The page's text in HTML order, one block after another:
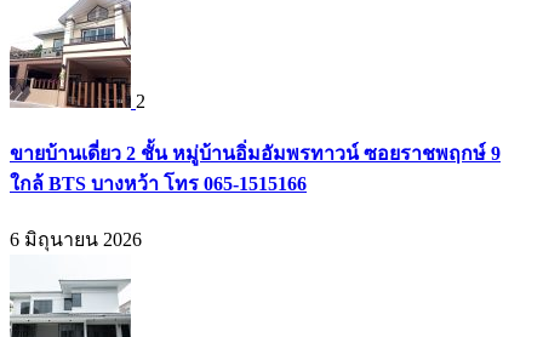
2
ขายบ้านเดี่ยว 2 ชั้น หมู่บ้านอิ่มอัมพรทาวน์ ซอยราชพฤกษ์ 9
ใกล้ BTS บางหว้า โทร 065-1515166
6 มิถุนายน 2026